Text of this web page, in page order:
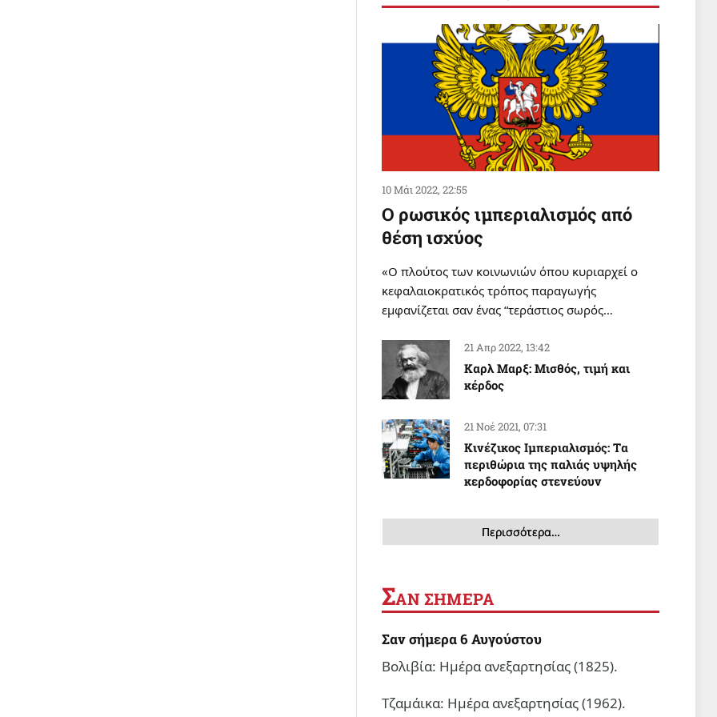
Εκατομμύρια διαδήλωσαν σε
ολόκληρη την Υεμένη
υποστηρίζοντας την πολιτική
«αποκλεισμός για αποκλεισμό»
2 Αυγ 2026, 20:36
ΠΑΙΔΕΙΑ
Tηλεφωνικές απειλές του
ΙΝΕΔΙΒΙΜ καταγγέλλει ο
Σύλλογος Οικότροφων ΦΕΑ
2 Αυγ 2026, 19:43
10 Μάι 2022, 22:55
Ο ρωσικός ιμπεριαλισμός από
θέση ισχύος
«Ο πλούτος των κοινωνιών όπου κυριαρχεί ο
κεφαλαιοκρατικός τρόπος παραγωγής
εμφανίζεται σαν ένας “τεράστιος σωρός…
21 Απρ 2022, 13:42
Καρλ Μαρξ: Μισθός, τιμή και
κέρδος
21 Νοέ 2021, 07:31
Κινέζικος Ιμπεριαλισμός: Tα
περιθώρια της παλιάς υψηλής
κερδοφορίας στενεύουν
Περισσότερα…
ΣΑΝ ΣΗΜΕΡΑ
Σαν σήμερα 6 Αυγούστου
Βολιβία: Ημέρα ανεξαρτησίας (1825).
Τζαμάικα: Ημέρα ανεξαρτησίας (1962).